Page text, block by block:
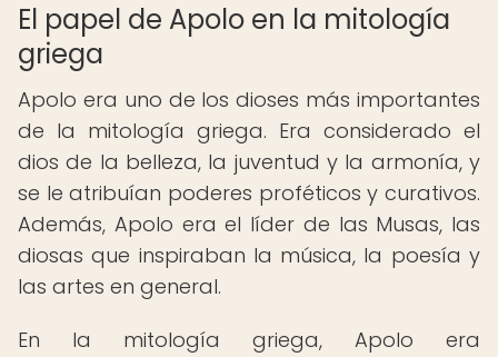
El papel de Apolo en la mitología
griega
Apolo era uno de los dioses más importantes
de la mitología griega. Era considerado el
dios de la belleza, la juventud y la armonía, y
se le atribuían poderes proféticos y curativos.
Además, Apolo era el líder de las Musas, las
diosas que inspiraban la música, la poesía y
las artes en general.
En la mitología griega, Apolo era